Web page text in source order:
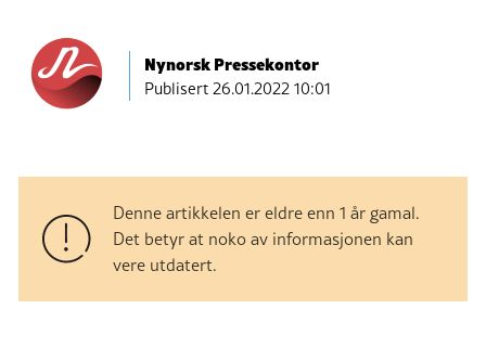
Nynorsk Pressekontor
Publisert26.01.2022 10:01
Denne artikkelen er eldre enn 1 år gamal.
Det betyr at noko av informasjonen kan
vere utdatert.